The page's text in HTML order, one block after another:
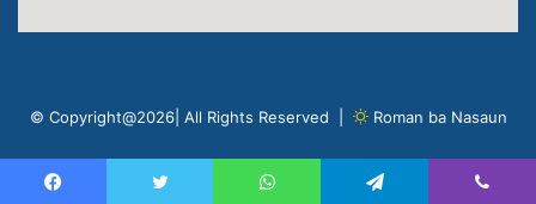
© Copyright@2026| All Rights Reserved | Roman ba Nasaun